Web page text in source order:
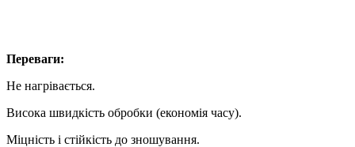
Переваги:
Не нагрівається.
Висока швидкість обробки (економія часу).
Міцність і стійкість до зношування.